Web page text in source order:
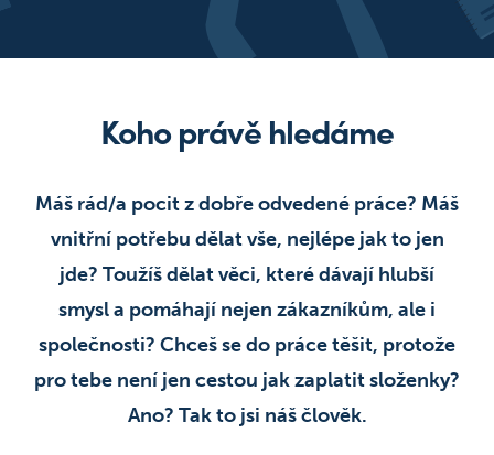
Koho právě hledáme
Máš rád/a pocit z dobře odvedené práce? Máš
vnitřní potřebu dělat vše, nejlépe jak to jen
jde? Toužíš dělat věci, které dávají hlubší
smysl a pomáhají nejen zákazníkům, ale i
společnosti? Chceš se do práce těšit, protože
pro tebe není jen cestou jak zaplatit složenky?
Ano? Tak to jsi náš člověk.